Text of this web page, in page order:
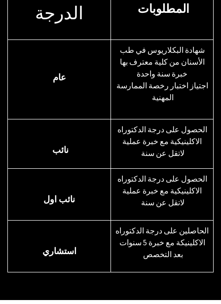
المطلوبات الدرجة
شهادة البكلاريوس في طب
الأسنان من كلية معترف بها
خبرة سنة واحدة
اجتياز اختبار رخصة الممارسة
المهنية
عام
الحصول على درجة الدكتوراه
الاكلينيكية مع خبرة عملية
لاتقل عن سنة
​نائب
الحصول على درجة الدكتوراه
الاكلينيكية مع خبرة عملية
لاتقل عن سنة
​نائب اول
الحاصلين على درجة الدكتوراه
الاكلينيكة مع خبرة 5 سنوات
بعد التخصص
​استشاري